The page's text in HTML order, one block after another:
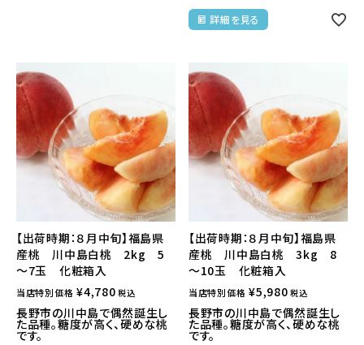
詳細を見る
【出荷時期：８月中旬】福島県
産桃 川中島白桃 2kg 5
～7玉 化粧箱入
当店特別価格 ¥4,780 税込
長野市の川中島で偶然誕生し
た品種。糖度が高く、硬めな桃
です。
【出荷時期：８月中旬】福島県
産桃 川中島白桃 3kg 8
～10玉 化粧箱入
当店特別価格 ¥5,980 税込
長野市の川中島で偶然誕生し
た品種。糖度が高く、硬めな桃
です。